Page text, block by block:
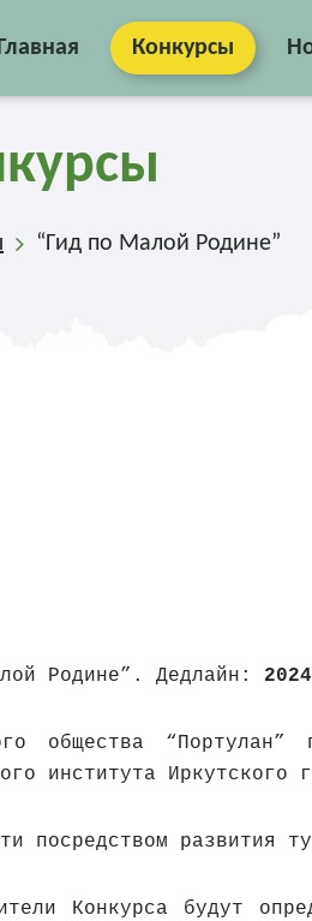
Конкурсы
“Гид по Малой Родине”
Родине”. Дедлайн:
общества “Портулан”
института Иркутского
посредством развития
Конкурса будут